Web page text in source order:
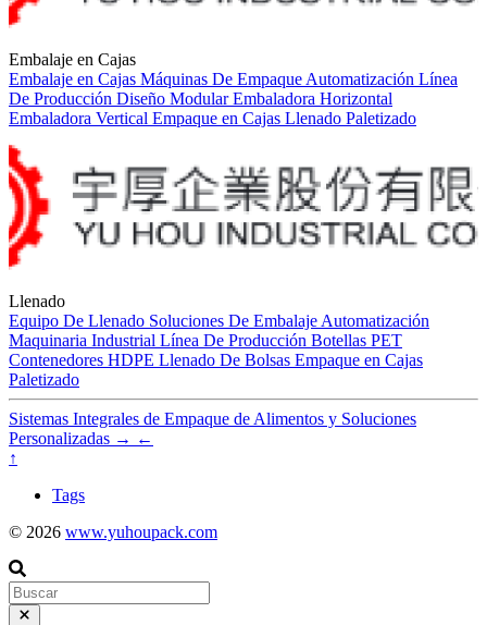
Embalaje en Cajas
Embalaje en Cajas Máquinas De Empaque Automatización Línea
De Producción Diseño ModularEmbaladora Horizontal
Embaladora Vertical Empaque en Cajas Llenado Paletizado
Llenado
Equipo De Llenado Soluciones De Embalaje Automatización
Maquinaria Industrial Línea De Producción Botellas PET
Contenedores HDPE Llenado De Bolsas Empaque en Cajas
Paletizado
Sistemas Integrales de Empaque de Alimentos y Soluciones
Personalizadas → ←
↑
Tags
© 2026 www.yuhoupack.com